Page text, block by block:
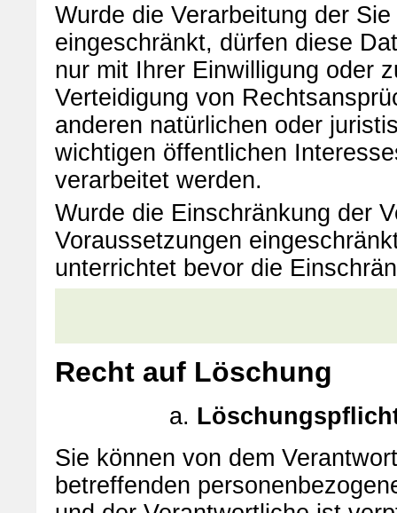
Wurde die Verarbeitung der
eingeschränkt, dürfen diese
nur mit Ihrer Einwilligung oder
Verteidigung von
anderen natürlichen oder
wichtigen öffentlichen
verarbeitet werden.
Wurde die Einschränkung der
Voraussetzungen
unterrichtet bevor die
Recht auf Löschung
Sie können von dem
betreffenden